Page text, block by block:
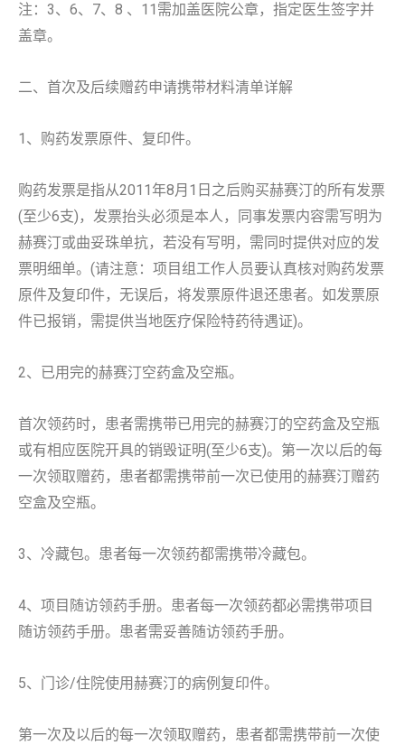
注：3、6、7、8 、11需加盖医院公章，指定医生签字并
盖章。
二、首次及后续赠药申请携带材料清单详解
1、购药发票原件、复印件。
购药发票是指从2011年8月1日之后购买赫赛汀的所有发票
(至少6支)，发票抬头必须是本人，同事发票内容需写明为
赫赛汀或曲妥珠单抗，若没有写明，需同时提供对应的发
票明细单。(请注意：项目组工作人员要认真核对购药发票
原件及复印件，无误后，将发票原件退还患者。如发票原
件已报销，需提供当地医疗保险特药待遇证)。
2、已用完的赫赛汀空药盒及空瓶。
首次领药时，患者需携带已用完的赫赛汀的空药盒及空瓶
或有相应医院开具的销毁证明(至少6支)。第一次以后的每
一次领取赠药，患者都需携带前一次已使用的赫赛汀赠药
空盒及空瓶。
3、冷藏包。患者每一次领药都需携带冷藏包。
4、项目随访领药手册。患者每一次领药都必需携带项目
随访领药手册。患者需妥善随访领药手册。
5、门诊/住院使用赫赛汀的病例复印件。
第一次及以后的每一次领取赠药，患者都需携带前一次使